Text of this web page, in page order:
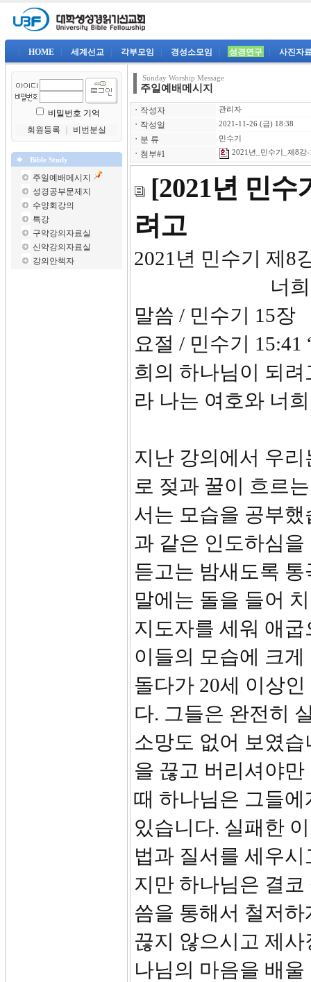
HOME 세계선교 각부모임 경성소모임 성경연구 사진자
비밀번호 기억
회원등록
비번분실
Bible Study
주일예배메시지
성경공부문제지
수양회강의
특강
구약강의자료실
신약강의자료실
강의안책자
Sunday Worship Message
주일예배메시지
ㆍ 작성자 관리자
ㆍ 작성일 2021-11-26 (금) 18:38
ㆍ 분 류 민수기
ㆍ 첨부#1 2021년_민수기_제8강-
[2021년 민수
려고
2021년
너희의 하
말씀 / 민수기 15장
요절 / 민수기
희의 하나님이 되
라 나는 여호와 너
지난 강의에서 우
로 젖과 꿀이 흐르
서는 모습을 공부
과 같은 인도하심
듣고는 밤새도록
말에는 돌을 들어
지도자를 세워 애
이들의 모습에 크
돌다가 20세 이상
다. 그들은 완전히
소망도 없어 보였
을 끊고 버리셔야
때 하나님은 그들
있습니다. 실패한
법과 질서를 세우
지만 하나님은 결
씀을 통해서 철저
끊지 않으시고 제
나님의 마음을 배